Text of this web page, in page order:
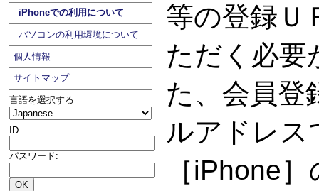
iPhoneでの利用について
パソコンの利用環境について
個人情報
サイトマップ
言語を選択する
ID:
パスワード:
等の登録Ｕ
ただく必要
た、会員登
ルアドレス
［iPhone